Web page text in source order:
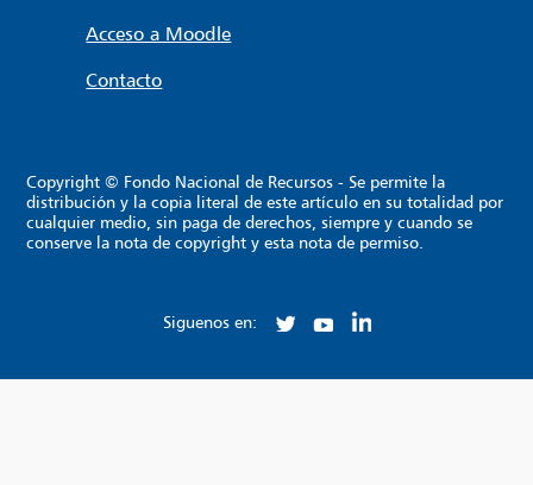
Acceso a Moodle
Contacto
Copyright © Fondo Nacional de Recursos - Se permite la
distribución y la copia literal de este artículo en su totalidad por
cualquier medio, sin paga de derechos, siempre y cuando se
conserve la nota de copyright y esta nota de permiso.
Siguenos en: